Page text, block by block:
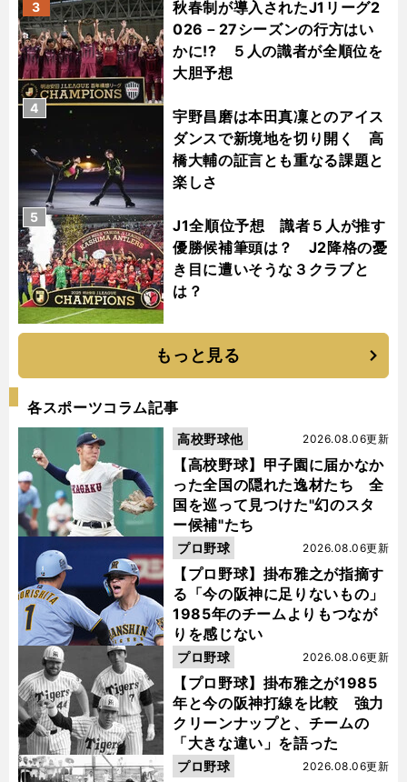
秋春制が導入されたJ1リーグ2
026－27シーズンの行方はい
かに!? ５人の識者が全順位を
大胆予想
3
宇野昌磨は本田真凜とのアイス
ダンスで新境地を切り開く 高
橋大輔の証言とも重なる課題と
楽しさ
4
J1全順位予想 識者５人が推す
優勝候補筆頭は？ J2降格の憂
き目に遭いそうな３クラブと
は？
5
もっと見る
各スポーツコラム記事
【高校野球】甲子園に届かなか
った全国の隠れた逸材たち 全
国を巡って見つけた"幻のスタ
ー候補"たち
2026.08.06更新
高校野球他
【プロ野球】掛布雅之が指摘す
る「今の阪神に足りないもの」
1985年のチームよりもつなが
りを感じない
2026.08.06更新
プロ野球
【プロ野球】掛布雅之が1985
年と今の阪神打線を比較 強力
クリーンナップと、チームの
「大きな違い」を語った
2026.08.06更新
プロ野球
2026.08.06更新
プロ野球